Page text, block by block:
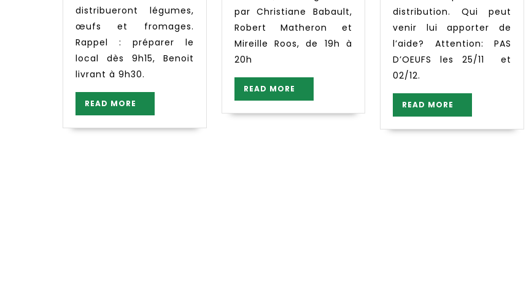
distribueront légumes,
œufs et fromages.
Rappel : préparer le
local dès 9h15, Benoit
livrant à 9h30.
READ MORE
MORE
par Christiane Babault,
Robert Matheron et
Mireille Roos, de 19h à
20h
READ MORE
MORE
distribution. Qui peut
venir lui apporter de
l’aide? Attention: PAS
D’OEUFS les 25/11 et
02/12.
READ MORE
MORE